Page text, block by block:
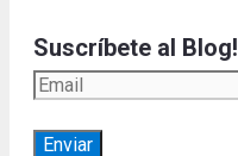
Suscríbete al Blog!